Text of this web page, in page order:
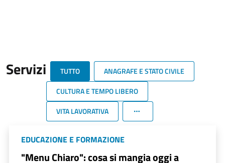
Servizi TUTTO
ANAGRAFE E STATO CIVILE
CULTURA E TEMPO LIBERO
VITA LAVORATIVA
EDUCAZIONE E FORMAZIONE
"Menu Chiaro": cosa si mangia oggi a